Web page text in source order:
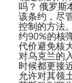
吗？ 俄罗斯
该条约，尽
控制的方法
约90%的核
代价避免核
对乌克兰的
时候都更接
允许对其领